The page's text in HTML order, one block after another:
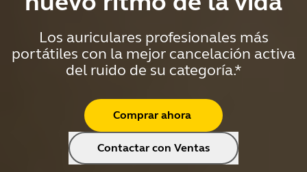
Los auriculares profesionales más
portátiles con la mejor cancelación activa
del ruido de su categoría.*
Comprar ahora
Contactar con Ventas